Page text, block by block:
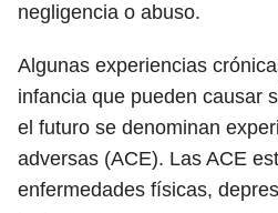
negligencia o abuso.
Algunas experiencias
infancia que pueden causar
el futuro se denominan
adversas (ACE). Las ACE
enfermedades físicas,